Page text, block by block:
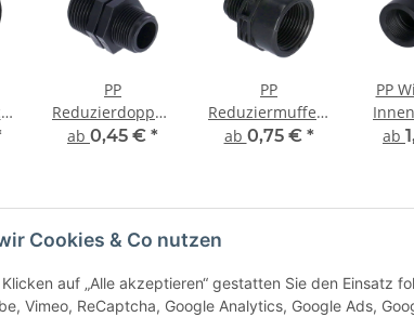
Cookies & Co nutzen
auf „Alle akzeptieren“ gestatten Sie den Einsatz
Vimeo, ReCaptcha, Google Analytics, Google Ads,
PP
Reduzierdoppelnippel
Außengewinde
ab 0,45 € *
PP
Reduziermuffennippel
Innengewinde
ab 0,75 € *
PP
ab